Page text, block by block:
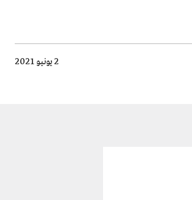
2 يونيو 2021